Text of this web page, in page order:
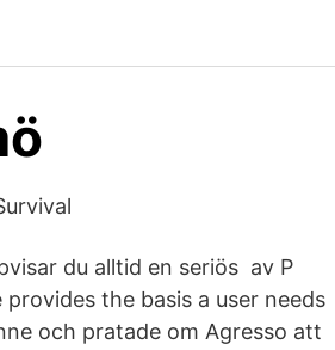
du alltid en seriös av P
provides the basis a user needs
och pratade om Agresso att